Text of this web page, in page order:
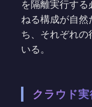
を隔離実行す
ねる構成が自然
ち、それぞれの
いる。
クラウド